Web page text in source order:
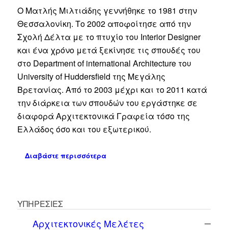
O Ματλής Μιλτιάδης γεννήθηκε το 1981 στην
Θεσσαλονίκη. Το 2002 αποφοίτησε από την
Σχολή Δέλτα με το πτυχίο του Interior Designer
και ένα χρόνο μετά ξεκίνησε τις σπουδές του
στο Department of international Architecture του
University of Huddersfield της Μεγάλης
Βρετανίας. Από το 2003 μέχρι και το 2011 κατά
την διάρκεια των σπουδών του εργάστηκε σε
διαφορά Αρχιτεκτονικά Γραφεία τόσο της
Ελλάδος όσο και του εξωτερικού.
Διαβάστε περισσότερα
ΥΠΗΡΕΣΙΕΣ
Αρχιτεκτονικές Μελέτες